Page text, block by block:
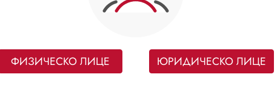
ФИЗИЧЕСКО ЛИЦЕ ЮРИДИЧЕСКО ЛИЦЕ